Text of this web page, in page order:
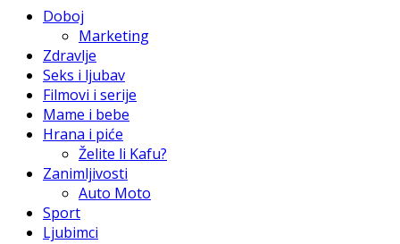
Doboj
Marketing
Zdravlje
Seks i ljubav
Filmovi i serije
Mame i bebe
Hrana i piće
Želite li Kafu?
Zanimljivosti
Auto Moto
Sport
Ljubimci